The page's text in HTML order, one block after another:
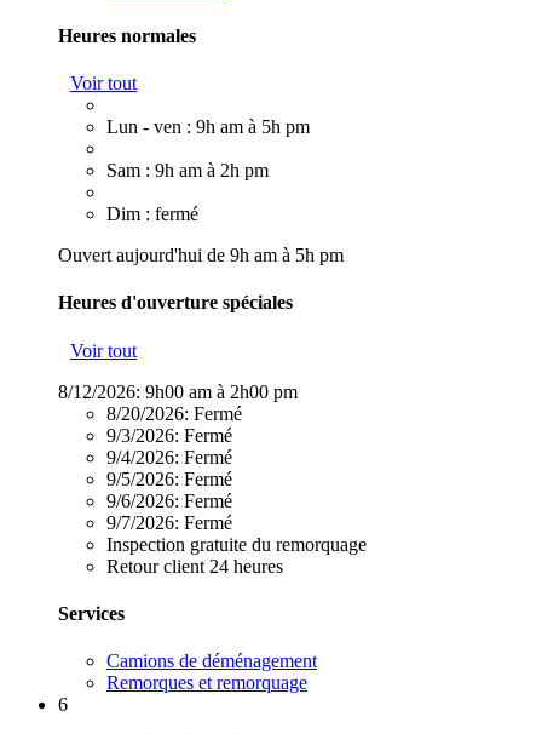
Heures normales
Voir tout
Lun - ven : 9h am à 5h pm
Sam : 9h am à 2h pm
Dim : fermé
Ouvert aujourd'hui de 9h am à 5h pm
Heures d'ouverture spéciales
Voir tout
8/12/2026: 9h00 am à 2h00 pm
8/20/2026: Fermé
9/3/2026: Fermé
9/4/2026: Fermé
9/5/2026: Fermé
9/6/2026: Fermé
9/7/2026: Fermé
Inspection gratuite du remorquage
Retour client 24 heures
Services
Camions de déménagement
Remorques et remorquage
6